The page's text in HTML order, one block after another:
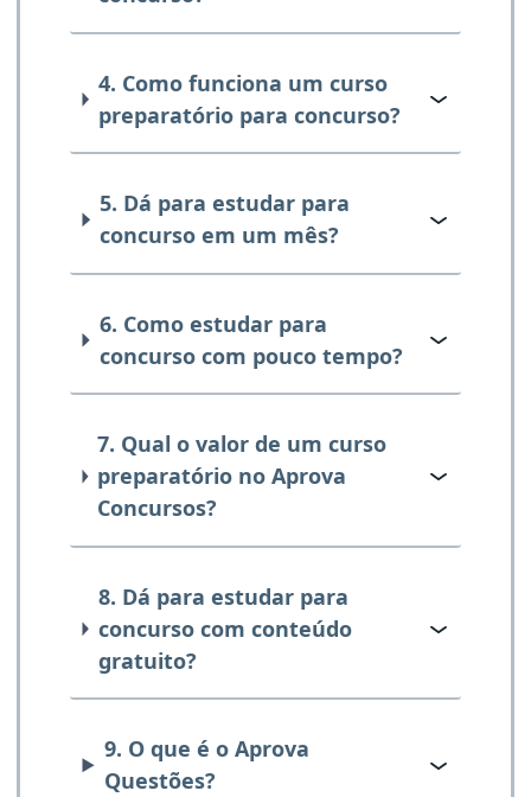
4. Como funciona um curso
preparatório para concurso?
5. Dá para estudar para
concurso em um mês?
6. Como estudar para
concurso com pouco tempo?
7. Qual o valor de um curso
preparatório no Aprova
Concursos?
8. Dá para estudar para
concurso com conteúdo
gratuito?
9. O que é o Aprova
Questões?